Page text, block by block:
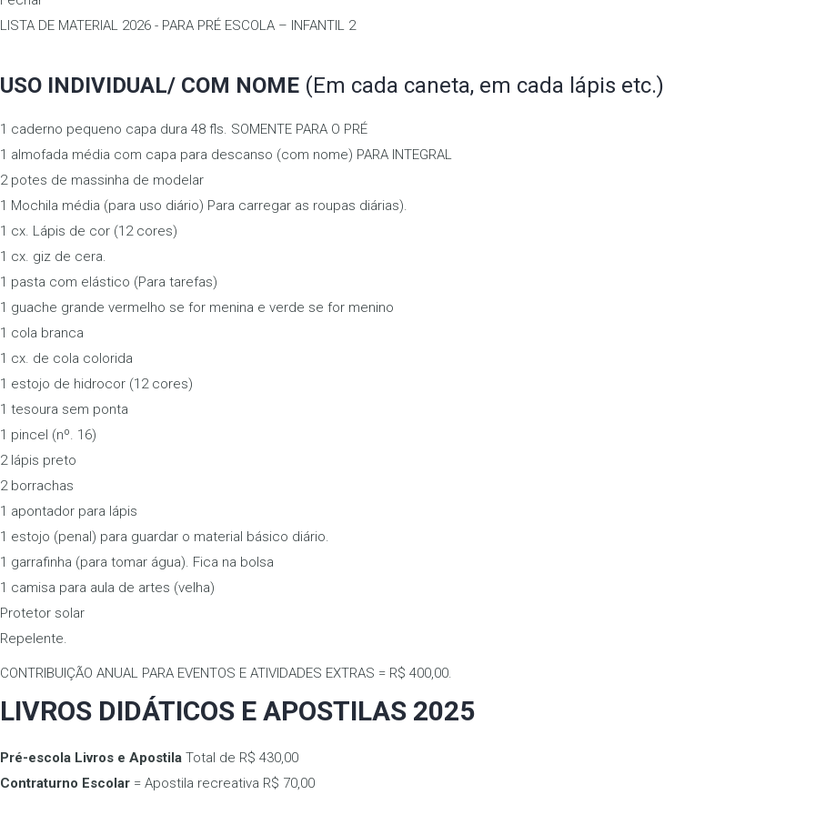
LISTA DE MATERIAL 2026 - PARA PRÉ ESCOLA – INFANTIL 2
USO INDIVIDUAL/ COM NOME (Em cada caneta, em cada lápis etc.)
1 caderno pequeno capa dura 48 fls. SOMENTE PARA O PRÉ
1 almofada média com capa para descanso (com nome) PARA INTEGRAL
2 potes de massinha de modelar
1 Mochila média (para uso diário) Para carregar as roupas diárias).
1 cx. Lápis de cor (12 cores)
1 cx. giz de cera.
1 pasta com elástico (Para tarefas)
1 guache grande vermelho se for menina e verde se for menino
1 cola branca
1 cx. de cola colorida
1 estojo de hidrocor (12 cores)
1 tesoura sem ponta
1 pincel (nº. 16)
2 lápis preto
2 borrachas
1 apontador para lápis
1 estojo (penal) para guardar o material básico diário.
1 garrafinha (para tomar água). Fica na bolsa
1 camisa para aula de artes (velha)
Protetor solar
Repelente.
CONTRIBUIÇÃO ANUAL PARA EVENTOS E ATIVIDADES EXTRAS = R$ 400,00.
LIVROS DIDÁTICOS E APOSTILAS 2025
Pré-escola Livros e Apostila Total de R$ 430,00
Contraturno Escolar = Apostila recreativa R$ 70,00